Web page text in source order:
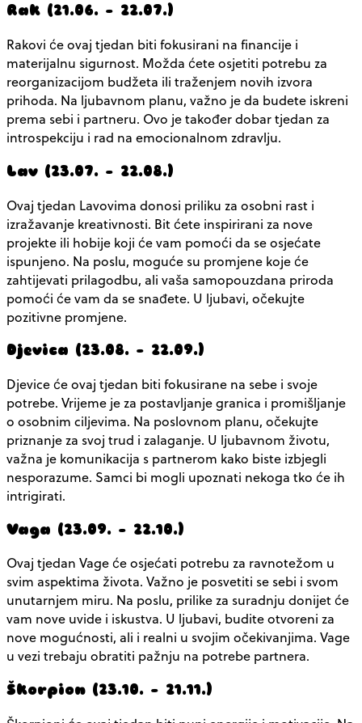
Rak (21.06. – 22.07.)
Rakovi će ovaj tjedan biti fokusirani na financije i
materijalnu sigurnost. Možda ćete osjetiti potrebu za
reorganizacijom budžeta ili traženjem novih izvora
prihoda. Na ljubavnom planu, važno je da budete iskreni
prema sebi i partneru. Ovo je također dobar tjedan za
introspekciju i rad na emocionalnom zdravlju.
Lav (23.07. – 22.08.)
Ovaj tjedan Lavovima donosi priliku za osobni rast i
izražavanje kreativnosti. Bit ćete inspirirani za nove
projekte ili hobije koji će vam pomoći da se osjećate
ispunjeno. Na poslu, moguće su promjene koje će
zahtijevati prilagodbu, ali vaša samopouzdana priroda
pomoći će vam da se snađete. U ljubavi, očekujte
pozitivne promjene.
Djevica (23.08. – 22.09.)
Djevice će ovaj tjedan biti fokusirane na sebe i svoje
potrebe. Vrijeme je za postavljanje granica i promišljanje
o osobnim ciljevima. Na poslovnom planu, očekujte
priznanje za svoj trud i zalaganje. U ljubavnom životu,
važna je komunikacija s partnerom kako biste izbjegli
nesporazume. Samci bi mogli upoznati nekoga tko će ih
intrigirati.
Vaga (23.09. – 22.10.)
Ovaj tjedan Vage će osjećati potrebu za ravnotežom u
svim aspektima života. Važno je posvetiti se sebi i svom
unutarnjem miru. Na poslu, prilike za suradnju donijet će
vam nove uvide i iskustva. U ljubavi, budite otvoreni za
nove mogućnosti, ali i realni u svojim očekivanjima. Vage
u vezi trebaju obratiti pažnju na potrebe partnera.
Škorpion (23.10. – 21.11.)